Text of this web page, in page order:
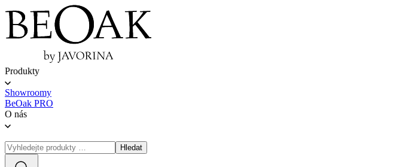
Produkty
Showroomy
BeOak PRO
O nás
Hledat